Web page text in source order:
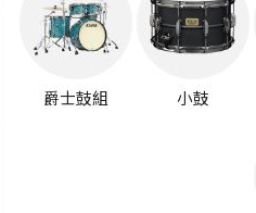
爵士鼓組 小鼓